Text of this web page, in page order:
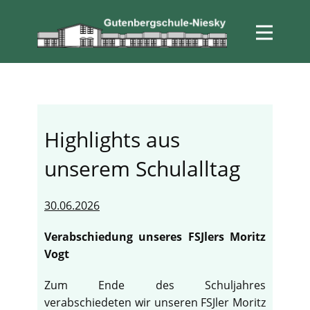
Highlights aus
unserem Schulalltag
30.06.2026
Verabschiedung unseres FSJlers Moritz
Vogt
Zum Ende des Schuljahres
verabschiedeten wir unseren FSJler Moritz